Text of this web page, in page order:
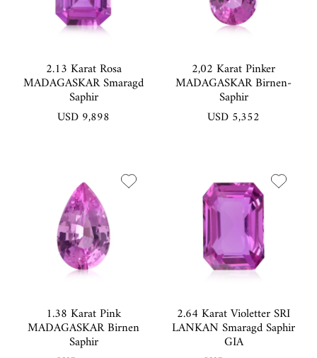
2.13 Karat Rosa
MADAGASKAR Smaragd
Saphir
USD 9,898
2,02 Karat Pinker
MADAGASKAR Birnen-
Saphir
USD 5,352
1.38 Karat Pink
MADAGASKAR Birnen
Saphir
2.64 Karat Violetter SRI
LANKAN Smaragd Saphir
GIA